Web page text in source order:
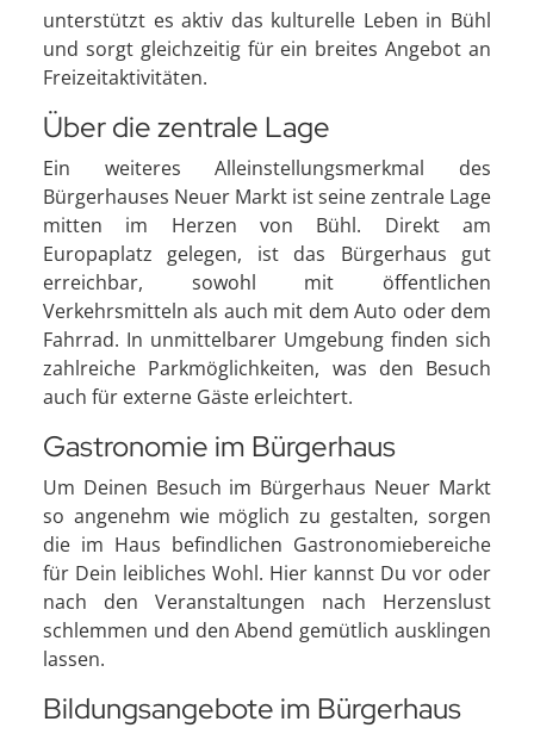
unterstützt es aktiv das kulturelle Leben in Bühl
und sorgt gleichzeitig für ein breites Angebot an
Freizeitaktivitäten.
Über die zentrale Lage
Ein weiteres Alleinstellungsmerkmal des
Bürgerhauses Neuer Markt ist seine zentrale Lage
mitten im Herzen von Bühl. Direkt am
Europaplatz gelegen, ist das Bürgerhaus gut
erreichbar, sowohl mit öffentlichen
Verkehrsmitteln als auch mit dem Auto oder dem
Fahrrad. In unmittelbarer Umgebung finden sich
zahlreiche Parkmöglichkeiten, was den Besuch
auch für externe Gäste erleichtert.
Gastronomie im Bürgerhaus
Um Deinen Besuch im Bürgerhaus Neuer Markt
so angenehm wie möglich zu gestalten, sorgen
die im Haus befindlichen Gastronomiebereiche
für Dein leibliches Wohl. Hier kannst Du vor oder
nach den Veranstaltungen nach Herzenslust
schlemmen und den Abend gemütlich ausklingen
lassen.
Bildungsangebote im Bürgerhaus